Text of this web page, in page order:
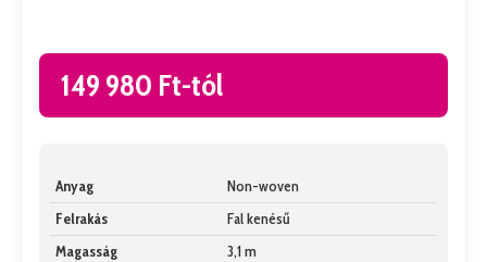
149 980 Ft-tól
Anyag
Non-woven
Felrakás
Fal kenésű
Magasság
3,1 m